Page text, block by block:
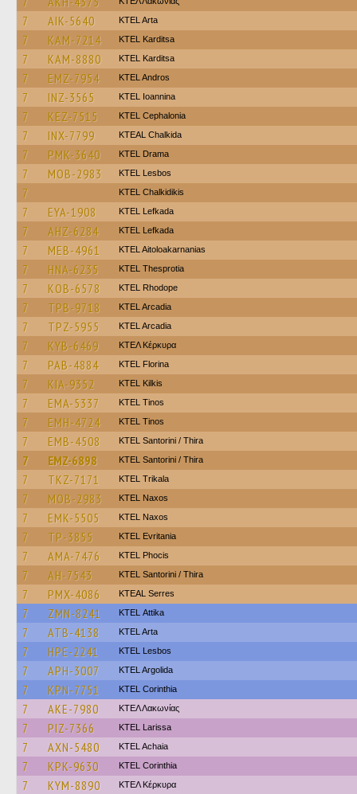
7 AIK-5640 KTEL Arta
7 KAM-7214 ΚΤΕL Karditsa
7 KAM-8880 ΚΤΕL Karditsa
7 EMZ-7954 KTEL Andros
7 INZ-3565 KTEL Ioannina
7 KEZ-7515 KTEL Cephalonia
7 INX-7799 KTEAL Chalkida
7 PMK-3640 KTEL Drama
7 MOB-2983 KTEL Lesbos
7 ΚΤΕL Chalkidikis
7 EYA-1908 KTEL Lefkada
7 AHZ-6284 KTEL Lefkada
7 MEB-4961 KTEL Aitoloakarnanias
7 HNA-6235 KTEL Thesprotia
7 KOB-6578 KTEL Rhodope
7 TPB-9718 KTEL Arcadia
7 TPZ-5955 KTEL Arcadia
7 KYB-6469 ΚΤΕΛ Κέρκυρα
7 PAB-4884 KTEL Florina
7 KIA-9352 KTEL Kilkis
7 EMA-5337 KTEL Tinos
7 EMH-4724 KTEL Tinos
7 EMB-4508 KTEL Santorini / Thira
7 EMZ-6898 KTEL Santorini / Thira
7 TKZ-7171 ΚΤΕL Τrikala
7 MOB-2983 KTEL Naxos
7 EMK-5505 KTEL Naxos
7 TP-3855 ΚΤΕL Evritania
7 AMA-7476 ΚΤΕL Phocis
7 AH-7543 KTEL Santorini / Thira
7 PMX-4086 KTEAL Serres
7 ZMN-8241 KΤΕL Αttika
7 ATB-4138 KTEL Arta
7 HPE-2241 KTEL Lesbos
7 APH-3007 KTEL Argolida
7 KPN-7751 KTEL Corinthia
7 AKE-7980 ΚΤΕΛ Λακωνίας
7 PIZ-7366 KTEL Larissa
7 AXN-5480 KTEL Achaia
7 KPK-9630 KTEL Corinthia
7 KYM-8890 ΚΤΕΛ Κέρκυρα